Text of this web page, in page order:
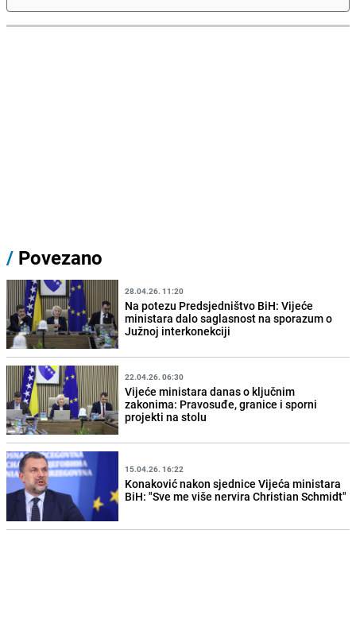
/ Povezano
28.04.26. 11:20
Na potezu Predsjedništvo BiH: Vijeće
ministara dalo saglasnost na sporazum o
Južnoj interkonekciji
22.04.26. 06:30
Vijeće ministara danas o ključnim
zakonima: Pravosuđe, granice i sporni
projekti na stolu
15.04.26. 16:22
Konaković nakon sjednice Vijeća ministara
BiH: "Sve me više nervira Christian Schmidt"